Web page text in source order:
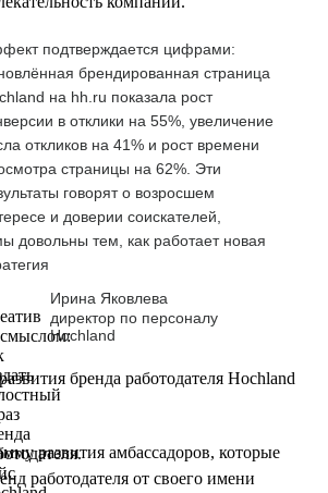
подтверждается цифрами:
брендированная страница
на hh.ru показала рост
в отклики на 55%, увеличение
откликов на 41% и рост времени
страницы на 62%. Эти
говорят о возросшем
и доверии соискателей,
довольны тем, как работает новая
Ирина Яковлева
директор по персоналу
Hochland
бренда работодателя Hochland
развития амбассадоров, которые
работодателя от своего имени